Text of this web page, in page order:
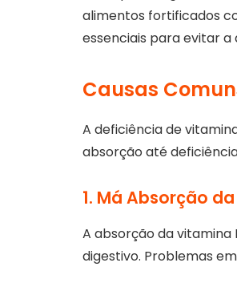
alimentos fortificados
essenciais para evitar a
Causas
A deficiência de
absorção até
1. Má Absorção da
A absorção da vitamina
digestivo. Problemas